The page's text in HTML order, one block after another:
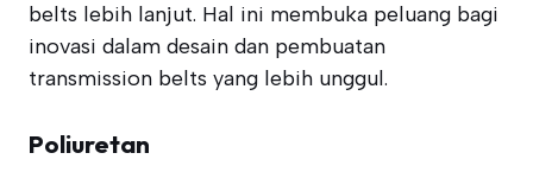
belts lebih lanjut. Hal ini membuka peluang bagi
inovasi dalam desain dan pembuatan
transmission belts yang lebih unggul.
Poliuretan